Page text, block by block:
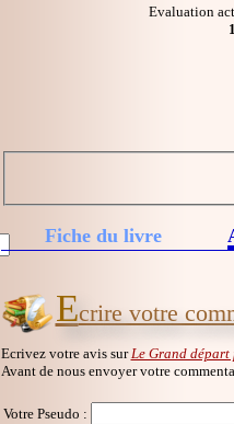
Evaluation
Fiche du livre
Ecrire votre
Ecrivez votre avis sur Le Grand
Avant de nous envoyer votre
Votre Pseudo :